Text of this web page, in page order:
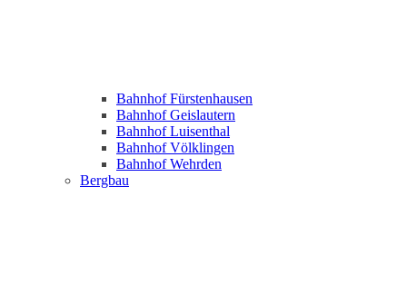
Bahnhof Fürstenhausen
Bahnhof Geislautern
Bahnhof Luisenthal
Bahnhof Völklingen
Bahnhof Wehrden
Bergbau